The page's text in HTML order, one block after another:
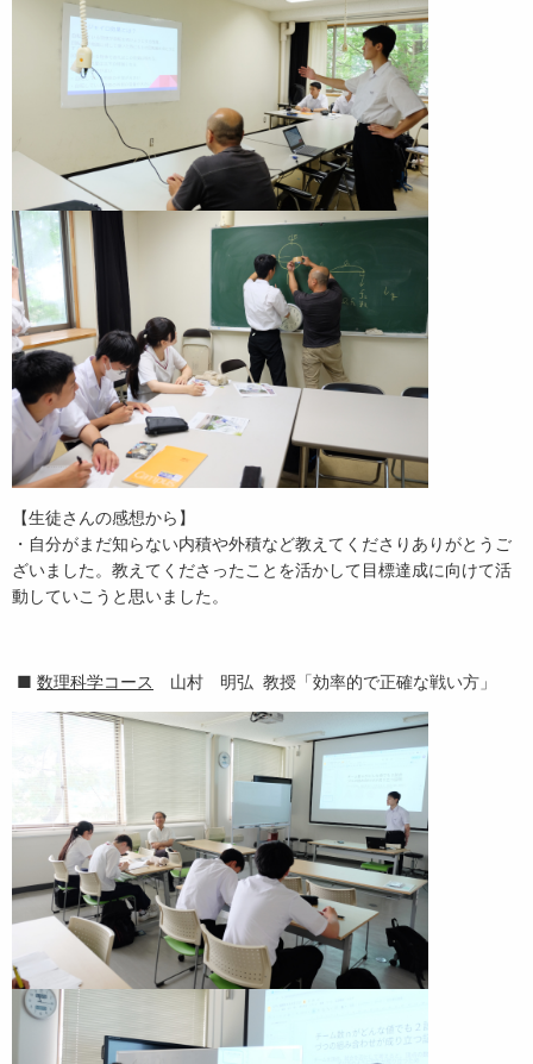
【生徒さんの感想から】
・自分がまだ知らない内積や外積など教えてくださりありがとうご
ざいました。教えてくださったことを活かして目標達成に向けて活
動していこうと思いました。
■ 数理科学コース 山村 明弘 教授「効率的で正確な戦い方」